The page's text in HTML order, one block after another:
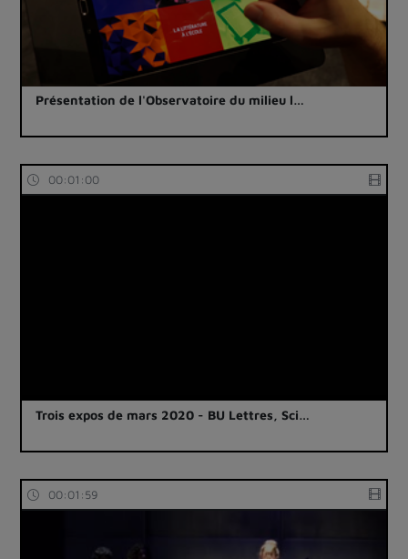
Présentation de l'Observatoire du milieu l…
00:01:00
Trois expos de mars 2020 - BU Lettres, Sci…
00:01:59